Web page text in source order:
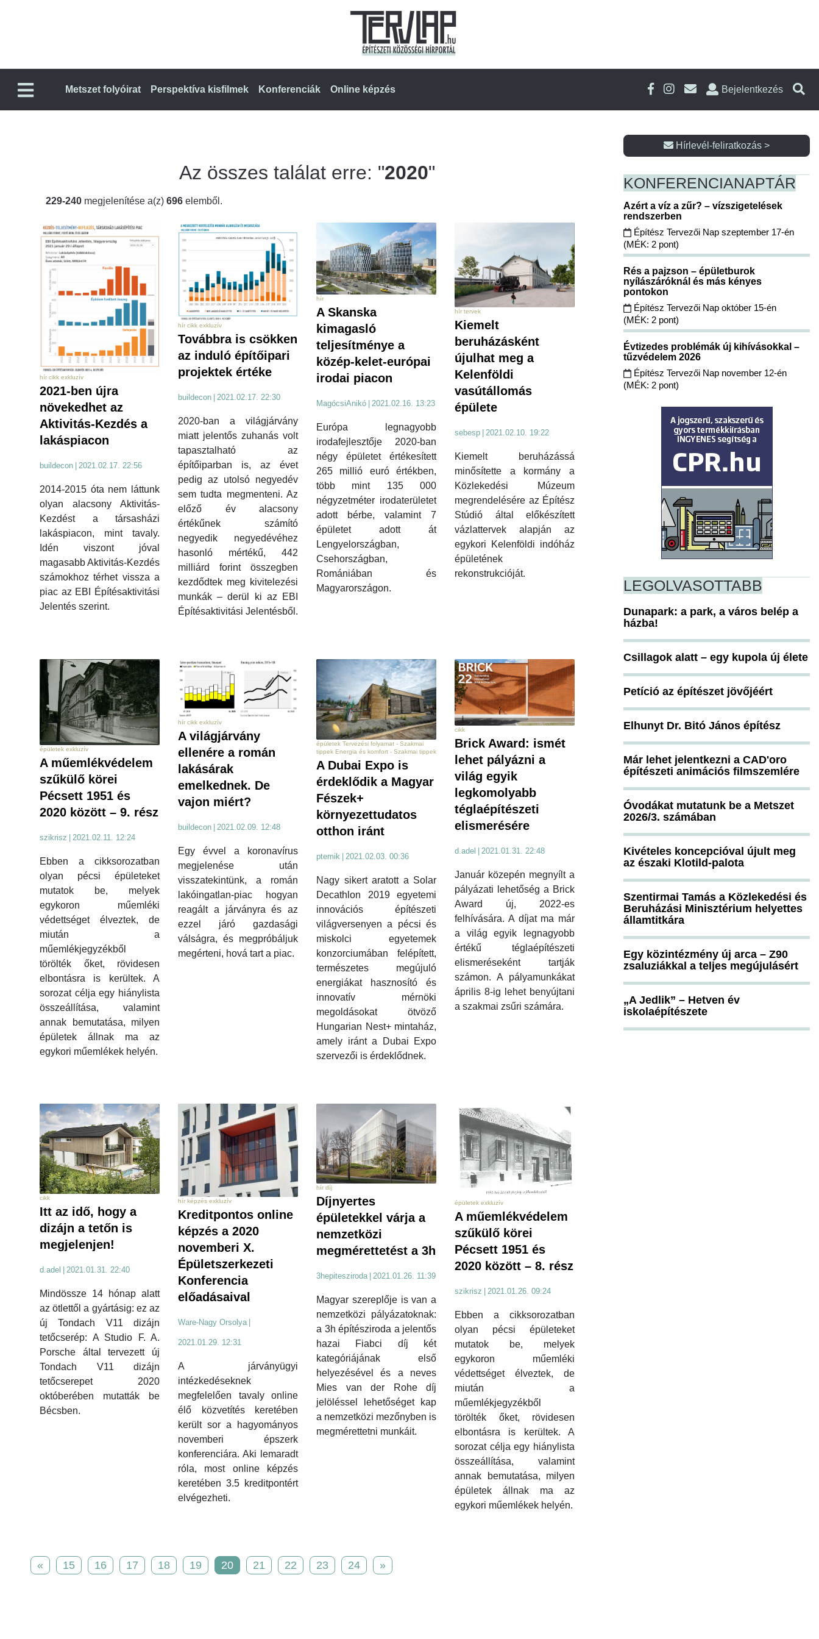
Metszet folyóirat Perspektíva kisfilmek Konferenciák Online képzés Bejelentkezés
Az összes találat erre: "2020"
229-240 megjelenítése a(z) 696 elemből.
hír cikk exkluzív
2021-ben újra
növekedhet az
Aktivitás-Kezdés a
lakáspiacon
buildecon 2021.02.17. 22:56
2014-2015 óta nem láttunk
olyan alacsony Aktivitás-
Kezdést a társasházi
lakáspiacon, mint tavaly.
Idén viszont jóval
magasabb Aktivitás-Kezdés
számokhoz térhet vissza a
piac az EBI Építésaktivitási
Jelentés szerint.
hír cikk exkluzív
Továbbra is csökken
az induló építőipari
projektek értéke
buildecon 2021.02.17. 22:30
2020-ban a világjárvány
miatt jelentős zuhanás volt
tapasztalható az
építőiparban is, az évet
pedig az utolsó negyedév
sem tudta megmenteni. Az
előző év alacsony
értékűnek számító
negyedik negyedévéhez
hasonló mértékű, 442
milliárd forint összegben
kezdődtek meg kivitelezési
munkák – derül ki az EBI
Építésaktivitási Jelentésből.
hír
A Skanska
kimagasló
teljesítménye a
közép-kelet-európai
irodai piacon
MagócsiAnikó 2021.02.16. 13:23
Európa legnagyobb
irodafejlesztője 2020-ban
négy épületet értékesített
265 millió euró értékben,
több mint 135 000
négyzetméter irodaterületet
adott bérbe, valamint 7
épületet adott át
Lengyelországban,
Csehországban,
Romániában és
Magyarországon.
hír tervek
Kiemelt
beruházásként
újulhat meg a
Kelenföldi
vasútállomás
épülete
sebesp 2021.02.10. 19:22
Kiemelt beruházássá
minősítette a kormány a
Közlekedési Múzeum
megrendelésére az Építész
Stúdió által előkészített
vázlattervek alapján az
egykori Kelenföldi indóház
épületének
rekonstrukcióját.
épületek exkluzív
A műemlékvédelem
szűkülő körei
Pécsett 1951 és
2020 között – 9. rész
szikrisz 2021.02.11. 12:24
Ebben a cikksorozatban
olyan pécsi épületeket
mutatok be, melyek
egykoron műemléki
védettséget élveztek, de
miután a
műemlékjegyzékből
törölték őket, rövidesen
elbontásra is kerültek. A
sorozat célja egy hiánylista
összeállítása, valamint
annak bemutatása, milyen
épületek állnak ma az
egykori műemlékek helyén.
hír cikk exkluzív
A világjárvány
ellenére a román
lakásárak
emelkednek. De
vajon miért?
buildecon 2021.02.09. 12:48
Egy évvel a koronavírus
megjelenése után
visszatekintünk, a román
lakóingatlan-piac hogyan
reagált a járványra és az
ezzel járó gazdasági
válságra, és megpróbáljuk
megérteni, hová tart a piac.
épületek Tervezési folyamat - Szakmai
tippek Energia és komfort - Szakmai tippek
A Dubai Expo is
érdeklődik a Magyar
Fészek+
környezettudatos
otthon iránt
ptemik 2021.02.03. 00:36
Nagy sikert aratott a Solar
Decathlon 2019 egyetemi
innovációs építészeti
világversenyen a pécsi és
miskolci egyetemek
konzorciumában felépített,
természetes megújuló
energiákat hasznosító és
innovatív mérnöki
megoldásokat ötvöző
Hungarian Nest+ mintaház,
amely iránt a Dubai Expo
szervezői is érdeklődnek.
cikk
Brick Award: ismét
lehet pályázni a
világ egyik
legkomolyabb
téglaépítészeti
elismerésére
d.adel | 2021.01.31. 22:48
Január közepén megnyílt a
pályázati lehetőség a Brick
Award új, 2022-es
felhívására. A díjat ma már
a világ egyik legnagyobb
értékű téglaépítészeti
elismeréseként tartják
számon. A pályamunkákat
április 8-ig lehet benyújtani
a szakmai zsűri számára.
cikk
Itt az idő, hogy a
dizájn a tetőn is
megjelenjen!
d.adel | 2021.01.31. 22:40
Mindössze 14 hónap alatt
az ötlettől a gyártásig: ez az
új Tondach V11 dizájn
tetőcserép: A Studio F. A.
Porsche által tervezett új
Tondach V11 dizájn
tetőcserepet 2020
októberében mutatták be
Bécsben.
hír képzés exkluzív
Kreditpontos online
képzés a 2020
novemberi X.
Épületszerkezeti
Konferencia
előadásaival
Ware-Nagy Orsolya
2021.01.29. 12:31
A járványügyi
intézkedéseknek
megfelelően tavaly online
élő közvetítés keretében
került sor a hagyományos
novemberi épszerk
konferenciára. Aki lemaradt
róla, most online képzés
keretében 3.5 kreditpontért
elvégezheti.
hír díj
Díjnyertes
épületekkel várja a
nemzetközi
megmérettetést a 3h
3hepitesziroda 2021.01.26. 11:39
Magyar szereplője is van a
nemzetközi pályázatoknak:
a 3h építésziroda a jelentős
hazai Fiabci díj két
kategóriájának első
helyezésével és a neves
Mies van der Rohe díj
jelöléssel lehetőséget kap
a nemzetközi mezőnyben is
megmérettetni munkáit.
épületek exkluzív
A műemlékvédelem
szűkülő körei
Pécsett 1951 és
2020 között – 8. rész
szikrisz | 2021.01.26. 09:24
Ebben a cikksorozatban
olyan pécsi épületeket
mutatok be, melyek
egykoron műemléki
védettséget élveztek, de
miután a
műemlékjegyzékből
törölték őket, rövidesen
elbontásra is kerültek. A
sorozat célja egy hiánylista
összeállítása, valamint
annak bemutatása, milyen
épületek állnak ma az
egykori műemlékek helyén.
« 15 16 17 18 19 20 21 22 23 24 »
Hírlevél-feliratkozás >
KONFERENCIANAPTÁR
Azért a víz a zűr? – vízszigetelések
rendszerben
Építész Tervezői Nap szeptember 17-én
(MÉK: 2 pont)
Rés a pajzson – épületburok
nyílászáróknál és más kényes
pontokon
Építész Tervezői Nap október 15-én
(MÉK: 2 pont)
Évtizedes problémák új kihívásokkal –
tűzvédelem 2026
Építész Tervezői Nap november 12-én
(MÉK: 2 pont)
LEGOLVASOTTABB
Dunapark: a park, a város belép a
házba!
Csillagok alatt – egy kupola új élete
Petíció az építészet jövőjéért
Elhunyt Dr. Bitó János építész
Már lehet jelentkezni a CAD'oro
építészeti animációs filmszemlére
Óvodákat mutatunk be a Metszet
2026/3. számában
Kivételes koncepcióval újult meg
az északi Klotild-palota
Szentirmai Tamás a Közlekedési és
Beruházási Minisztérium helyettes
államtitkára
Egy közintézmény új arca – Z90
zsaluziákkal a teljes megújulásért
„A Jedlik” – Hetven év
iskolaépítészete